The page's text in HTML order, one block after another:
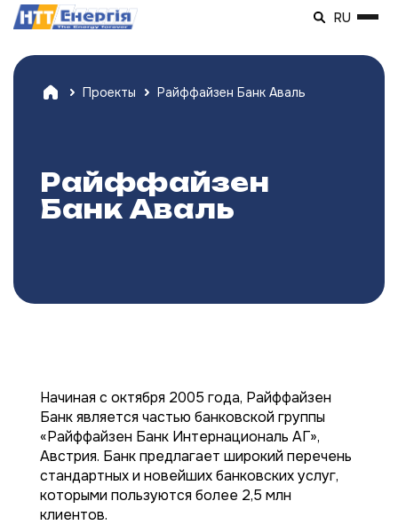
RU
Проекты Райффайзен Банк Аваль
Райффайзен
Банк Аваль
Начиная с октября 2005 года, Райффайзен
Банк является частью банковской группы
«Райффайзен Банк Интернациональ АГ»,
Австрия. Банк предлагает широкий перечень
стандартных и новейших банковских услуг,
которыми пользуются более 2,5 млн
клиентов.